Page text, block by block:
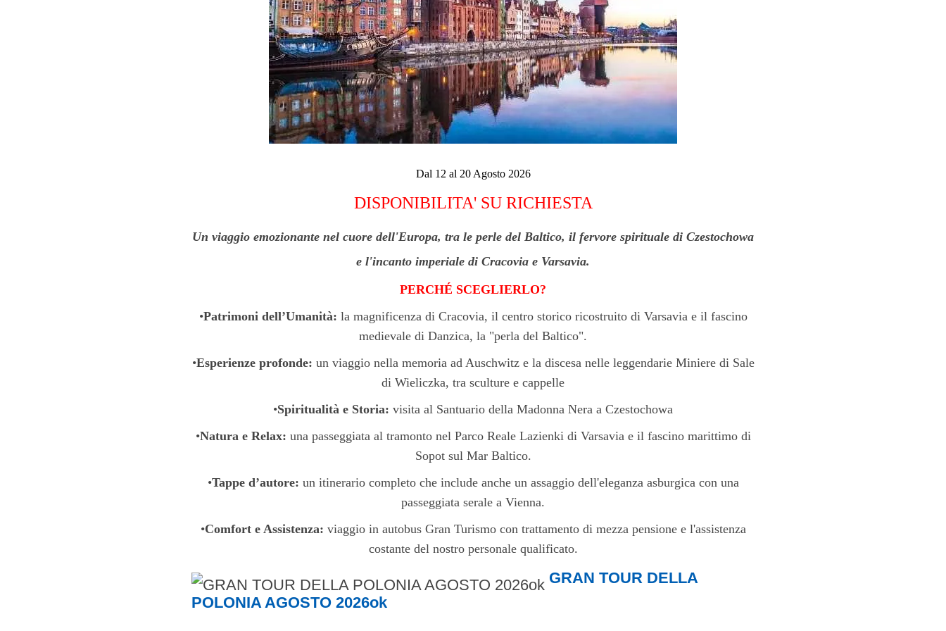
Dal 12 al 20 Agosto 2026
DISPONIBILITA' SU RICHIESTA
Un viaggio emozionante nel cuore dell'Europa, tra le perle del Baltico, il fervore spirituale di Czestochowa
e l'incanto imperiale di Cracovia e Varsavia.
PERCHÉ SCEGLIERLO?
•Patrimoni dell’Umanità: la magnificenza di Cracovia, il centro storico ricostruito di Varsavia e il fascino
medievale di Danzica, la "perla del Baltico".
•Esperienze profonde: un viaggio nella memoria ad Auschwitz e la discesa nelle leggendarie Miniere di Sale
di Wieliczka, tra sculture e cappelle
•Spiritualità e Storia: visita al Santuario della Madonna Nera a Czestochowa
•Natura e Relax: una passeggiata al tramonto nel Parco Reale Lazienki di Varsavia e il fascino marittimo di
Sopot sul Mar Baltico.
•Tappe d’autore: un itinerario completo che include anche un assaggio dell'eleganza asburgica con una
passeggiata serale a Vienna.
•Comfort e Assistenza: viaggio in autobus Gran Turismo con trattamento di mezza pensione e l'assistenza
costante del nostro personale qualificato.
GRAN TOUR DELLA
POLONIA AGOSTO 2026ok